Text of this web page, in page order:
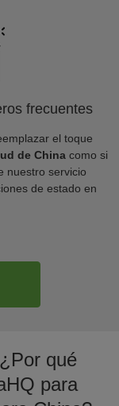
frecuentes
el toque
de Chinacomo si
nuestro servicio
de estado en
qué
para